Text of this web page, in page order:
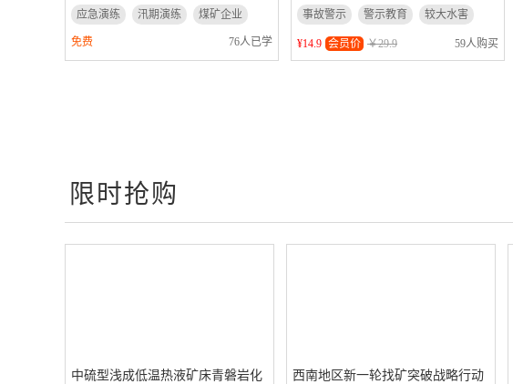
应急演练 汛期演练 煤矿企业
免费 76人已学
事故警示 警示教育
较大水害
水害事故
¥14.9 会员价 ￥29.9 59人购买
限时抢购
中硫型浅成低温热液矿床青磐岩化
西南地区新一轮找矿突破战略行动